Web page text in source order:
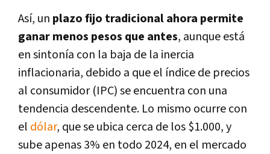
Así, un plazo fijo tradicional ahora permite
ganar menos pesos que antes, aunque está
en sintonía con la baja de la inercia
inflacionaria, debido a que el índice de precios
al consumidor (IPC) se encuentra con una
tendencia descendente. Lo mismo ocurre con
el dólar, que se ubica cerca de los $1.000, y
sube apenas 3% en todo 2024, en el mercado